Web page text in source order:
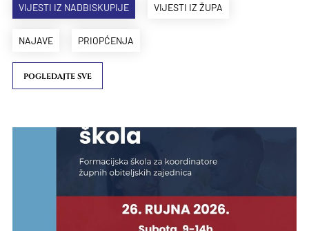
VIJESTI IZ NADBISKUPIJE VIJESTI IZ ŽUPA
NAJAVE PRIOPĆENJA
POGLEDAJTE SVE